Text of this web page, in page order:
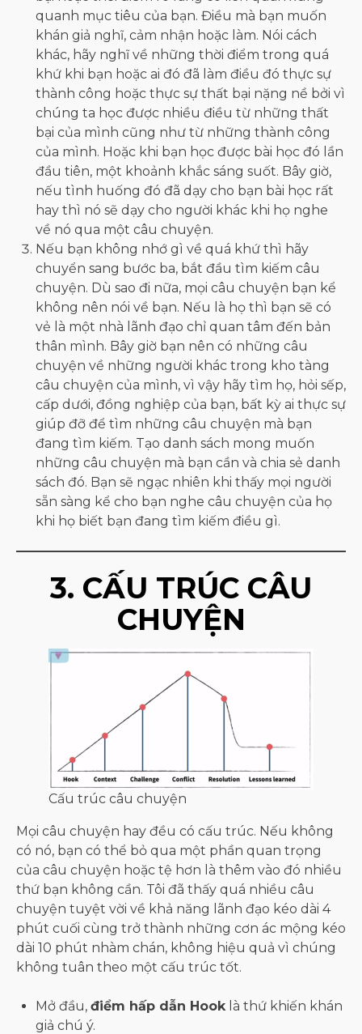
quanh mục tiêu của bạn. Điều mà bạn muốn
khán giả nghĩ, cảm nhận hoặc làm. Nói cách
khác, hãy nghĩ về những thời điểm trong quá
khứ khi bạn hoặc ai đó đã làm điều đó thực sự
thành công hoặc thực sự thất bại nặng nề bởi vì
chúng ta học được nhiều điều từ những thất
bại của mình cũng như từ những thành công
của mình. Hoặc khi bạn học được bài học đó lần
đầu tiên, một khoảnh khắc sáng suốt. Bây giờ,
nếu tình huống đó đã dạy cho bạn bài học rất
hay thì nó sẽ dạy cho người khác khi họ nghe
về nó qua một câu chuyện.
Nếu bạn không nhớ gì về quá khứ thì hãy
chuyển sang bước ba, bắt đầu tìm kiếm câu
chuyện. Dù sao đi nữa, mọi câu chuyện bạn kể
không nên nói về bạn. Nếu là họ thì bạn sẽ có
vẻ là một nhà lãnh đạo chỉ quan tâm đến bản
thân mình. Bây giờ bạn nên có những câu
chuyện về những người khác trong kho tàng
câu chuyện của mình, vì vậy hãy tìm họ, hỏi sếp,
cấp dưới, đồng nghiệp của bạn, bất kỳ ai thực sự
giúp đỡ để tìm những câu chuyện mà bạn
đang tìm kiếm. Tạo danh sách mong muốn
những câu chuyện mà bạn cần và chia sẻ danh
sách đó. Bạn sẽ ngạc nhiên khi thấy mọi người
sẵn sàng kể cho bạn nghe câu chuyện của họ
khi họ biết bạn đang tìm kiếm điều gì.
3. CẤU TRÚC CÂU
CHUYỆN
Cấu trúc câu chuyện
Mọi câu chuyện hay đều có cấu trúc. Nếu không
có nó, bạn có thể bỏ qua một phần quan trọng
của câu chuyện hoặc tệ hơn là thêm vào đó nhiều
thứ bạn không cần. Tôi đã thấy quá nhiều câu
chuyện tuyệt vời về khả năng lãnh đạo kéo dài 4
phút cuối cùng trở thành những cơn ác mộng kéo
dài 10 phút nhàm chán, không hiệu quả vì chúng
không tuân theo một cấu trúc tốt.
Mở đầu, điểm hấp dẫn Hook là thứ khiến khán
giả chú ý.